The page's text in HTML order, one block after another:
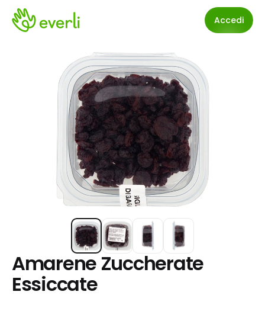
Accedi
Amarene Zuccherate
Essiccate